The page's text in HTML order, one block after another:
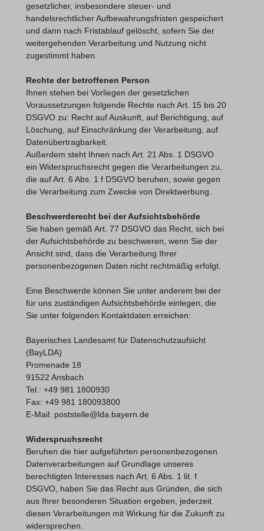
gesetzlicher, insbesondere steuer- und
handelsrechtlicher Aufbewahrungsfristen gespeichert
und dann nach Fristablauf gelöscht, sofern Sie der
weitergehenden Verarbeitung und Nutzung nicht
zugestimmt haben.
Rechte der betroffenen Person
Ihnen stehen bei Vorliegen der gesetzlichen
Voraussetzungen folgende Rechte nach Art. 15 bis 20
DSGVO zu: Recht auf Auskunft, auf Berichtigung, auf
Löschung, auf Einschränkung der Verarbeitung, auf
Datenübertragbarkeit.
Außerdem steht Ihnen nach Art. 21 Abs. 1 DSGVO
ein Widerspruchsrecht gegen die Verarbeitungen zu,
die auf Art. 6 Abs. 1 f DSGVO beruhen, sowie gegen
die Verarbeitung zum Zwecke von Direktwerbung.
Beschwerderecht bei der Aufsichtsbehörde
Sie haben gemäß Art. 77 DSGVO das Recht, sich bei
der Aufsichtsbehörde zu beschweren, wenn Sie der
Ansicht sind, dass die Verarbeitung Ihrer
personenbezogenen Daten nicht rechtmäßig erfolgt.
Eine Beschwerde können Sie unter anderem bei der
für uns zuständigen Aufsichtsbehörde einlegen, die
Sie unter folgenden Kontaktdaten erreichen:
Bayerisches Landesamt für Datenschutzaufsicht
(BayLDA)
Promenade 18
91522 Ansbach
Tel.: +49 981 1800930
Fax: +49 981 180093800
E-Mail: poststelle@lda.bayern.de
Widerspruchsrecht
Beruhen die hier aufgeführten personenbezogenen
Datenverarbeitungen auf Grundlage unseres
berechtigten Interesses nach Art. 6 Abs. 1 lit. f
DSGVO, haben Sie das Recht aus Gründen, die sich
aus Ihrer besonderen Situation ergeben, jederzeit
diesen Verarbeitungen mit Wirkung für die Zukunft zu
widersprechen.